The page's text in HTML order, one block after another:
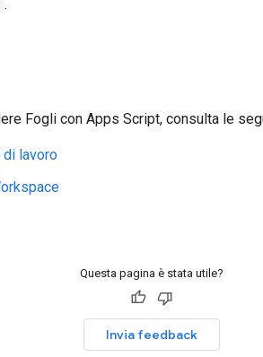
.
Fogli con Apps Script, consulta le
di lavoro
Questa pagina è stata utile?
Invia feedback